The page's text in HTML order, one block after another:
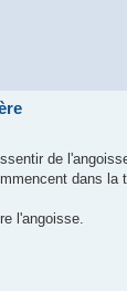
de
dans
l'angoisse.